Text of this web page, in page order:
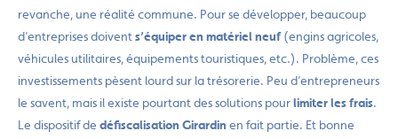
revanche, une réalité commune. Pour se développer, beaucoup
d’entreprises doivent s’équiper en matériel neuf(engins agricoles,
véhicules utilitaires, équipements touristiques, etc.). Problème, ces
investissements pèsent lourd sur la trésorerie. Peu d’entrepreneurs
le savent, mais il existe pourtant des solutions pourlimiter les frais.
Le dispositif de défiscalisation Girardin en fait partie. Et bonne